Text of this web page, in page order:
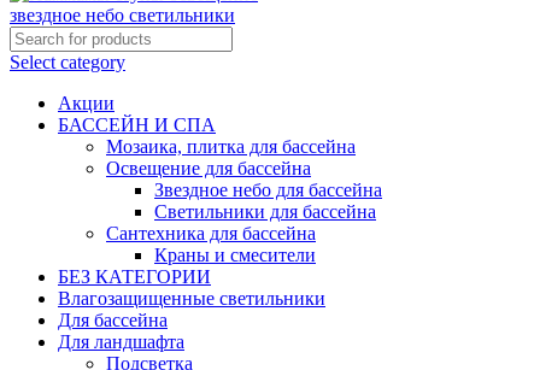
Select category
Акции
БАССЕЙН И СПА
Мозаика, плитка для бассейна
Освещение для бассейна
Звездное небо для бассейна
Светильники для бассейна
Сантехника для бассейна
Краны и смесители
БЕЗ КАТЕГОРИИ
Влагозащищенные светильники
Для бассейна
Для ландшафта
Подсветка